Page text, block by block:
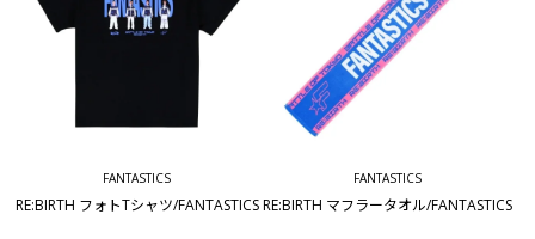
FANTASTICS
RE:BIRTH フォトTシャツ/FANTASTICS
FANTASTICS
RE:BIRTH マフラータオル/FANTASTICS